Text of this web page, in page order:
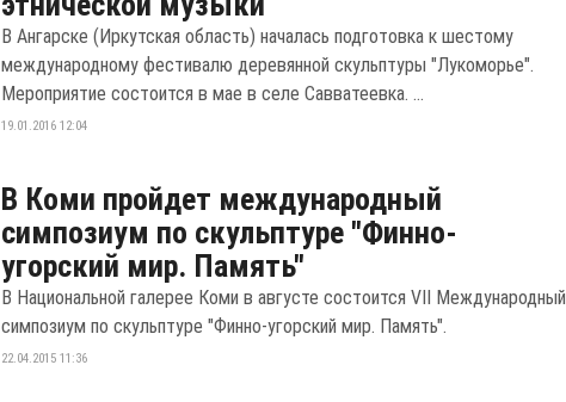
В Ангарске (Иркутская область) началась подготовка к шестому
международному фестивалю деревянной скульптуры "Лукоморье".
Мероприятие состоится в мае в селе Савватеевка. ...
19.01.2016 12:04
В Коми пройдет международный
симпозиум по скульптуре "Финно-
угорский мир. Память"
В Национальной галерее Коми в августе состоится VII Международный
симпозиум по скульптуре "Финно-угорский мир. Память".
22.04.2015 11:36